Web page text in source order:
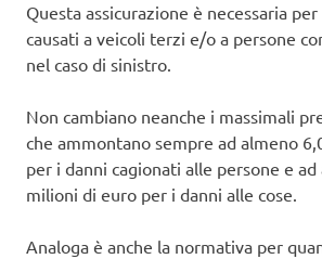
Questa assicurazione è necessaria
causati a veicoli terzi e/o a persone
nel caso di sinistro.
Non cambiano neanche i massimali
che ammontano sempre ad almeno
per i danni cagionati alle persone e
milioni di euro per i danni alle cose.
Analoga è anche la normativa per